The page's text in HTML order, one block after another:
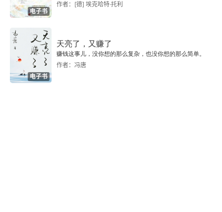
电子书
作者：[德] 埃克哈特·托利
电子书
天亮了，又赚了
赚钱这事儿，没你想的那么复杂，也没你想的那么简单。
作者：冯唐